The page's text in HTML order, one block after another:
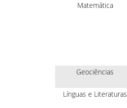
Matemática
Geociências
Línguas e Literaturas